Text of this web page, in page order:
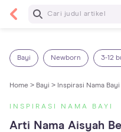
Baca
Bayi Newborn 3-12
Home > Bayi > Inspirasi Nama Bayi
INSPIRASI NAMA BAYI
Arti Nama Aisyah